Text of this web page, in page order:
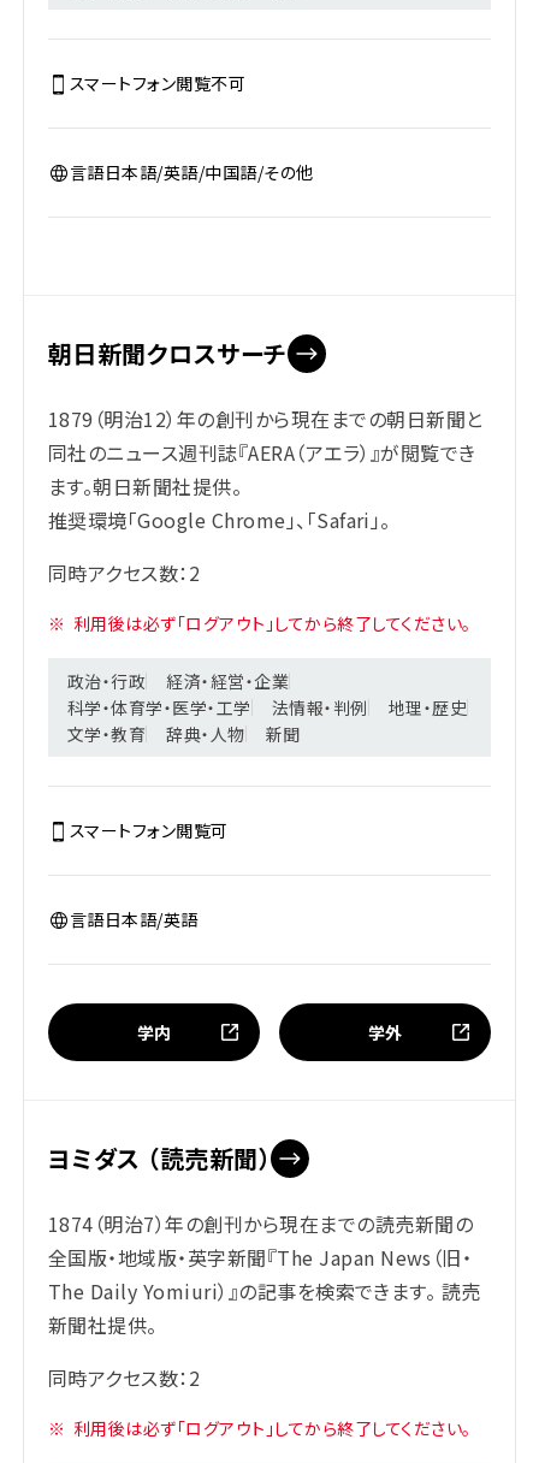
スマートフォン閲覧不可
言語日本語/英語/中国語/その他
朝日新聞クロスサーチ
1879（明治12）年の創刊から現在までの朝日新聞と
同社のニュース週刊誌『AERA（アエラ）』が閲覧でき
ます。朝日新聞社提供。
推奨環境「Google Chrome」、「Safari」。
同時アクセス数：2
※ 利用後は必ず「ログアウト」してから終了してください。
政治・行政
経済・経営・企業
科学・体育学・医学・工学
法情報・判例
地理・歴史
文学・教育
辞典・人物 新聞
スマートフォン閲覧可
言語日本語/英語
学内 学外
ヨミダス （読売新聞）
1874（明治7）年の創刊から現在までの読売新聞の
全国版・地域版・英字新聞『The Japan News（旧・
The Daily Yomiuri）』の記事を検索できます。 読売
新聞社提供。
同時アクセス数：2
※ 利用後は必ず「ログアウト」してから終了してください。